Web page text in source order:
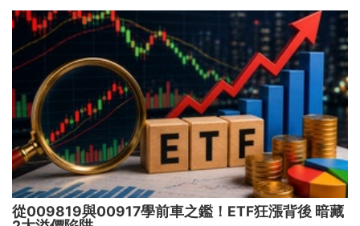
從009819與00917學前車之鑑！ETF狂漲背後 暗藏